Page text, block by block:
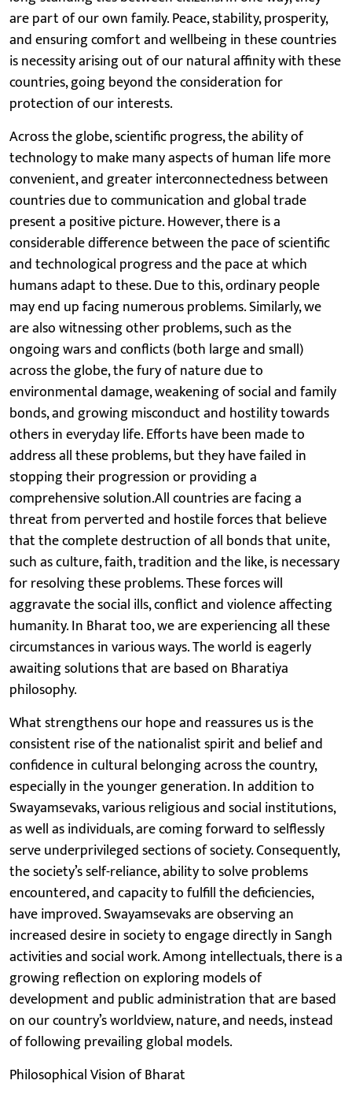
are part of our own family. Peace, stability, prosperity,
and ensuring comfort and wellbeing in these countries
is necessity arising out of our natural affinity with these
countries, going beyond the consideration for
protection of our interests.
Across the globe, scientific progress, the ability of
technology to make many aspects of human life more
convenient, and greater interconnectedness between
countries due to communication and global trade
present a positive picture. However, there is a
considerable difference between the pace of scientific
and technological progress and the pace at which
humans adapt to these. Due to this, ordinary people
may end up facing numerous problems. Similarly, we
are also witnessing other problems, such as the
ongoing wars and conflicts (both large and small)
across the globe, the fury of nature due to
environmental damage, weakening of social and family
bonds, and growing misconduct and hostility towards
others in everyday life. Efforts have been made to
address all these problems, but they have failed in
stopping their progression or providing a
comprehensive solution.All countries are facing a
threat from perverted and hostile forces that believe
that the complete destruction of all bonds that unite,
such as culture, faith, tradition and the like, is necessary
for resolving these problems. These forces will
aggravate the social ills, conflict and violence affecting
humanity. In Bharat too, we are experiencing all these
circumstances in various ways. The world is eagerly
awaiting solutions that are based on Bharatiya
philosophy.
What strengthens our hope and reassures us is the
consistent rise of the nationalist spirit and belief and
confidence in cultural belonging across the country,
especially in the younger generation. In addition to
Swayamsevaks, various religious and social institutions,
as well as individuals, are coming forward to selflessly
serve underprivileged sections of society. Consequently,
the society’s self-reliance, ability to solve problems
encountered, and capacity to fulfill the deficiencies,
have improved. Swayamsevaks are observing an
increased desire in society to engage directly in Sangh
activities and social work. Among intellectuals, there is a
growing reflection on exploring models of
development and public administration that are based
on our country’s worldview, nature, and needs, instead
of following prevailing global models.
Philosophical Vision of Bharat